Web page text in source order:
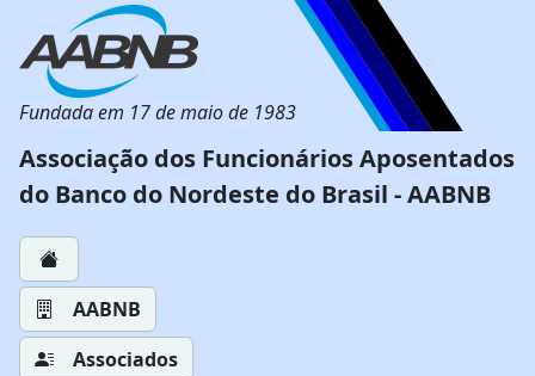
Fundada em 17 de maio de 1983
Associação dos Funcionários Aposentados
do Banco do Nordeste do Brasil - AABNB
AABNB
Associados